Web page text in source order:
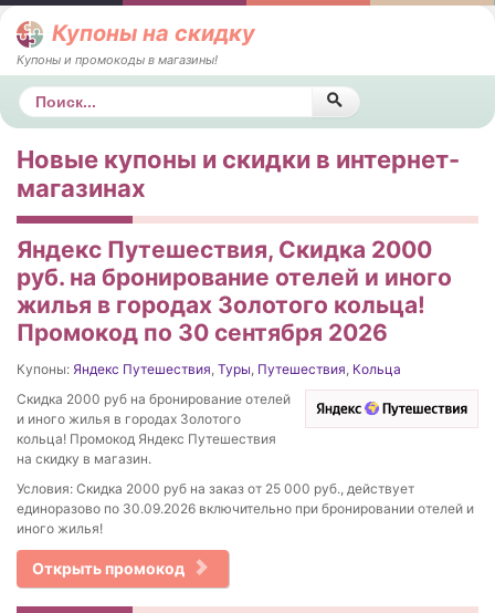
Купоны на скидку
Купоны и промокоды в магазины!
Поиск
Новые купоны и скидки в интернет-
магазинах
Яндекс Путешествия, Скидка 2000
руб. на бронирование отелей и иного
жилья в городах Золотого кольца!
Промокод по 30 сентября 2026
Купоны: Яндекс Путешествия, Туры, Путешествия, Кольца
Скидка 2000 руб на бронирование отелей
и иного жилья в городах Золотого
кольца! Промокод Яндекс Путешествия
на скидку в магазин.
Условия: Cкидка 2000 руб на заказ от 25 000 руб., действует
единоразово по 30.09.2026 включительно при бронировании отелей и
иного жилья!
Открыть промокод